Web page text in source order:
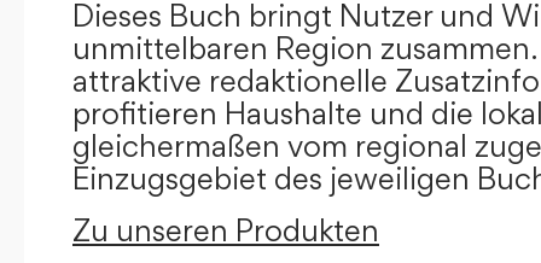
Dieses Buch bringt Nutzer und
unmittelbaren Region
attraktive redaktionelle
profitieren Haushalte und die
gleichermaßen vom regional
Einzugsgebiet des jeweiligen
Zu unseren Produkten